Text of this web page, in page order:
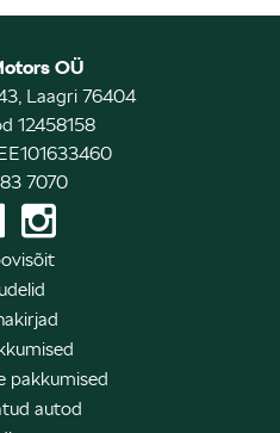
OÜ
Laagri 76404
12458158
7070
pakkumised
autod